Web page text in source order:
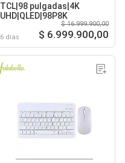
TCL|98 pulgadas|4K
UHD|QLED|98P8K
6 días
$ 16.999.900,00
$ 6.999.900,00